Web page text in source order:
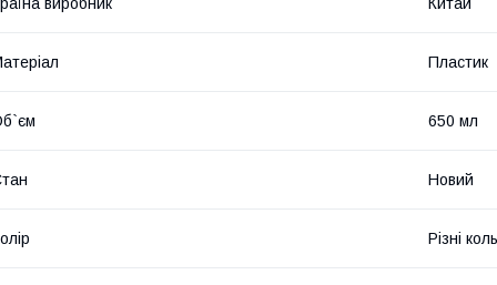
Пластик
650 мл
Новий
Різні